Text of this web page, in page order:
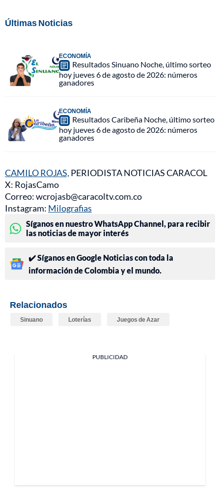
Últimas Noticias
ECONOMÍA
Resultados Sinuano Noche, último sorteo
hoy jueves 6 de agosto de 2026: números
ganadores
ECONOMÍA
Resultados Caribeña Noche, último sorteo
hoy jueves 6 de agosto de 2026: números
ganadores
CAMILO ROJAS, PERIODISTA NOTICIAS CARACOL
X: RojasCamo
Correo: wcrojasb@caracoltv.com.co
Instagram: Milografias
Síganos en nuestro WhatsApp Channel, para recibir
las noticias de mayor interés
✔️ Síganos en Google Noticias con toda la
información de Colombia y el mundo.
Relacionados
Sinuano Loterías Juegos de Azar
PUBLICIDAD